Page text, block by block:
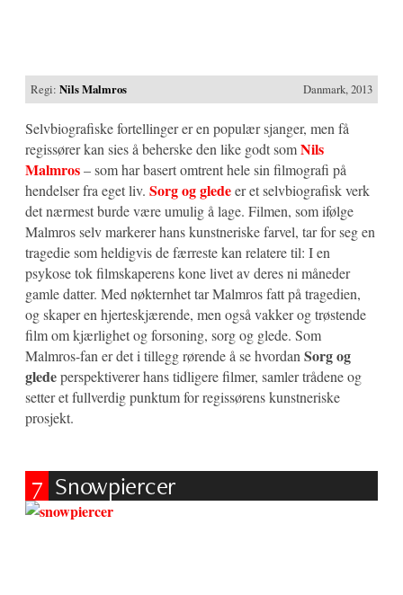
Regi:Nils Malmros Danmark, 2013
Selvbiografiske fortellinger er en populær sjanger, men få
regissører kan sies å beherske den like godt somNils
Malmros– som har basert omtrent hele sin filmografi på
hendelser fra eget liv. Sorg og gledeer et selvbiografisk verk
det nærmest burde være umulig å lage. Filmen, som ifølge
Malmros selv markerer hans kunstneriske farvel, tar for seg en
tragedie som heldigvis de færreste kan relatere til: I en
psykose tok filmskaperens kone livet av deres ni måneder
gamle datter. Med nøkternhet tar Malmros fatt på tragedien,
og skaper en hjerteskjærende, men også vakker og trøstende
film om kjærlighet og forsoning, sorg og glede. Som
Malmros-fan er det i tillegg rørende å se hvordan Sorg og
gledeperspektiverer hans tidligere filmer, samler trådene og
setter et fullverdig punktum for regissørens kunstneriske
prosjekt.
7 Snowpiercer